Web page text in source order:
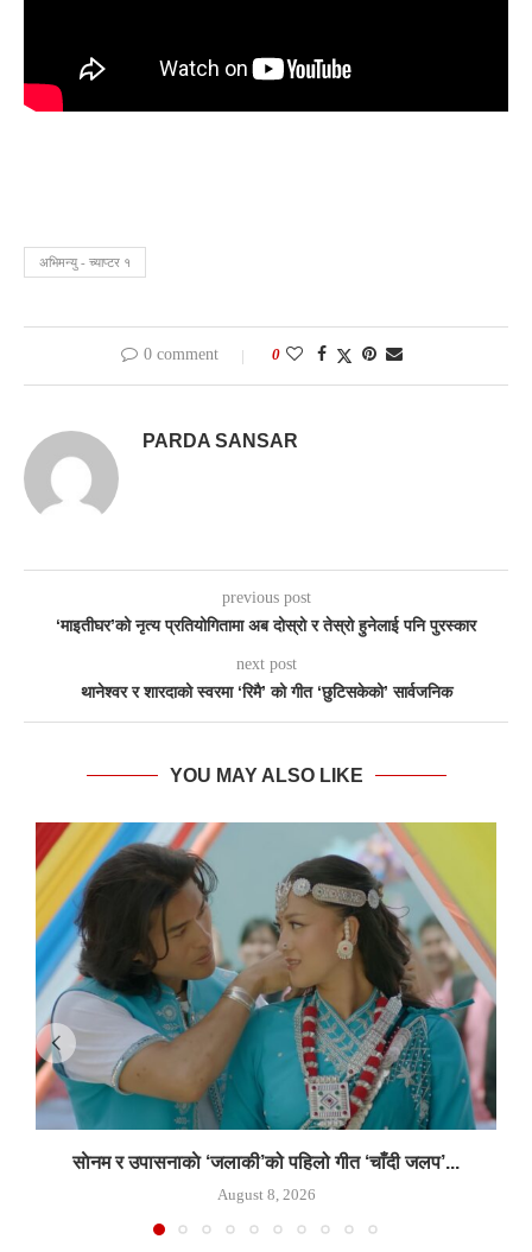
अभिमन्यु - च्याप्टर १
0 comment 0
PARDA SANSAR
previous post
‘माइतीघर’को नृत्य प्रतियोगितामा अब दोस्रो र तेस्रो हुनेलाई पनि पुरस्कार
next post
थानेश्वर र शारदाको स्वरमा ‘रिमै’ को गीत ‘छुटिसकेको’ सार्वजनिक
YOU MAY ALSO LIKE
साेनम र उपासनाकाे ‘जलाकी’को पहिलो गीत ‘चाँदी जलप’...
August 8, 2026